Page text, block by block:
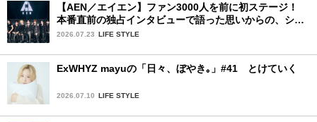
【AEN／エイエン】ファン3000人を前に初ステージ！
本番直前の独占インタビューで語った思いからの、ショ
ーケース完全レポート！
2026.07.23 LIFE STYLE
ExWHYZ mayuの「日々、ぼやき｡」#41 とけていく
2026.07.10 LIFE STYLE